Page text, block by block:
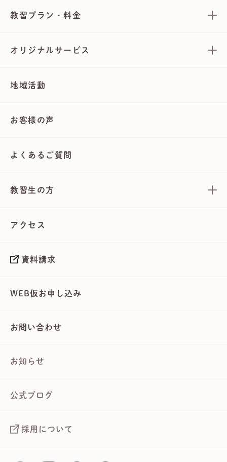
教習プラン・料金
オリジナルサービス
地域活動
お客様の声
よくあるご質問
教習生の方
アクセス
資料請求
WEB仮お申し込み
お問い合わせ
お知らせ
公式ブログ
採用について